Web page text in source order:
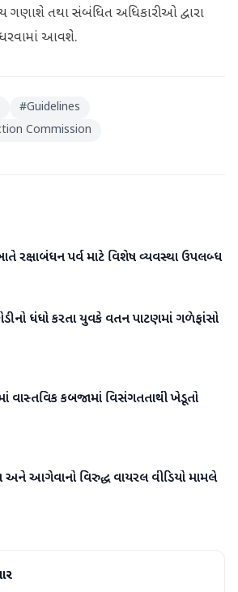
ગણાશે તથા સંબંધિત અધિકારીઓ દ્વારા
ધરવામાં આવશે.
#Guidelines
Commission
રક્ષાબંધન પર્વ માટે વિશેષ વ્યવસ્થા ઉપલબ્ધ
ધંધો કરતા યુવકે વતન પાટણમાં ગળેફાંસો
વાસ્તવિક કબજામાં વિસંગતતાથી ખેડૂતો
આગેવાનો વિરુદ્ધ વાયરલ વીડિયો મામલે